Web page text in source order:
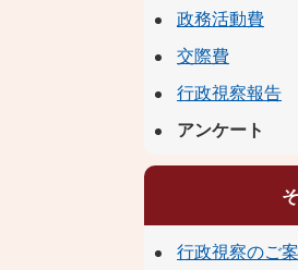
政務活動費
交際費
行政視察報告
アンケート
行政視察のご